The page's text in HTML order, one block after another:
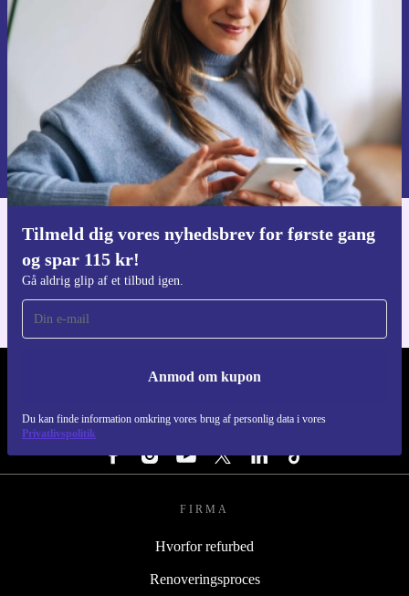
Tilmeld dig vores nyhedsbrev for første gang
og spar 115 kr!
Gå aldrig glip af et tilbud igen.
Anmod om kupon
Du kan finde information omkring vores brug af personlig data i vores
Privatlivspolitik
Gå aldrig glip af et tilbud igen.
Anmod om kupon
Du kan finde information omkring vores brug af personlig data i vores
Privatlivspolitik
Download refurbed appen
REFURBED DANMARK - RETHINK NEW.
FØLG OS
FIRMA
Hvorfor refurbed
Renoveringsproces